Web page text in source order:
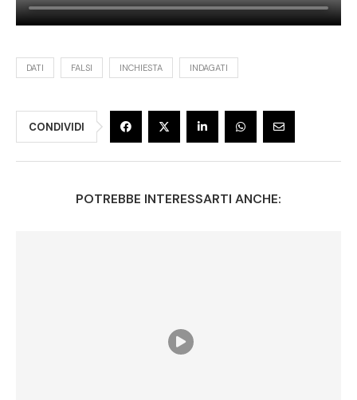
DATI FALSI INCHIESTA INDAGATI
CONDIVIDI
POTREBBE INTERESSARTI ANCHE: